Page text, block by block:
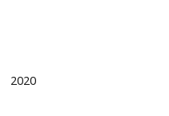
2020